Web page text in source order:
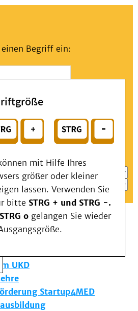
Begriff ein:
für Ihren Schnelleinstieg
mit Hilfe Ihres
größer oder kleiner
lassen. Verwenden Sie
bitte STRG + und STRG -.
STRG o gelangen Sie wieder
Zentren
UKD
Unterstützung
im Medizinwesen (KIM)
UKD
UKD
Startup4MED